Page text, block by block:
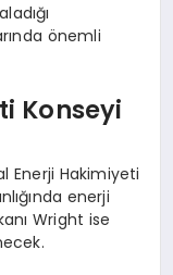
önemli
Konseyi
Enerji Hakimiyeti
enerji
Wright ise